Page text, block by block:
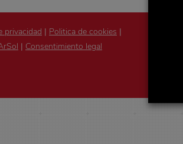
privacidad | Politica de cookies |
| Consentimiento legal